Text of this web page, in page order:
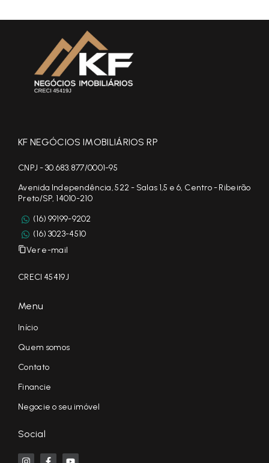
KF NEGÓCIOS IMOBILIÁRIOS RP
CNPJ - 30.683.877/0001-95
Avenida Independência, 522 - Salas 1,5 e 6, Centro - Ribeirão
Preto/SP, 14010-210
(16) 99199-9202
(16) 3023-4510
Ver e-mail
CRECI 45419J
Menu
Início
Quem somos
Contato
Financie
Negocie o seu imóvel
Social